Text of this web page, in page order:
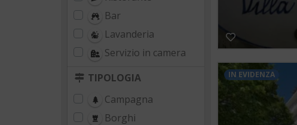
IN EVIDENZA
Bar
Lavanderia
Servizio in camera
TIPOLOGIA
Campagna
Borghi